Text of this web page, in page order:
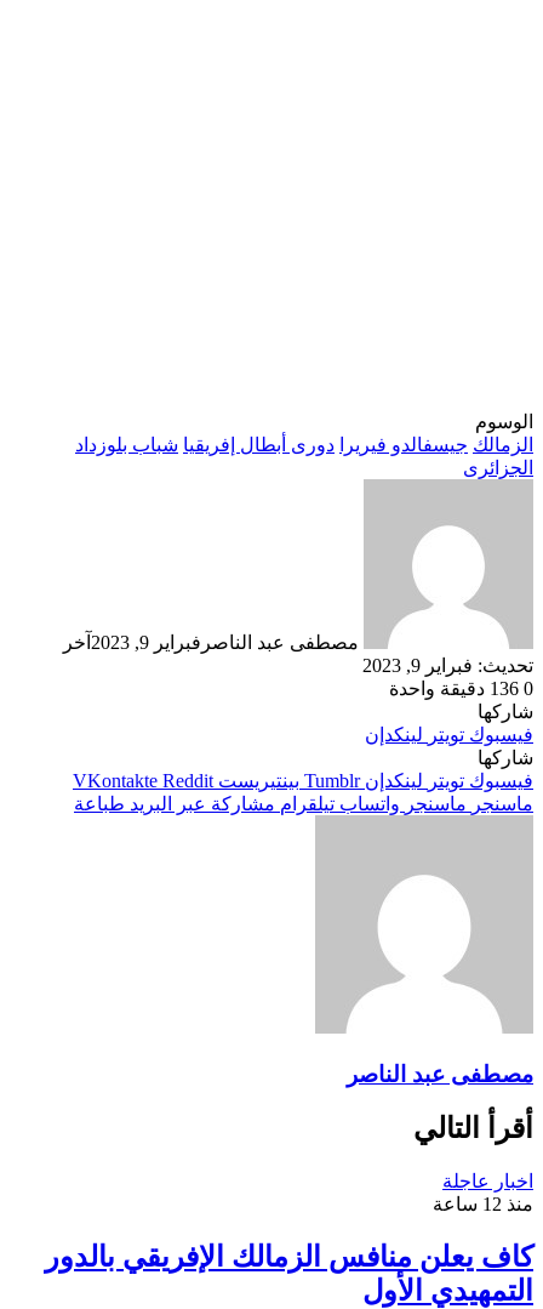
الوسوم
الزمالك جيسفالدو فيريرا دورى أبطال إفريقيا شباب بلوزداد
الجزائرى
مصطفى عبد الناصر فبراير 9, 2023
آخر
تحديث: فبراير 9, 2023
0
دقيقة واحدة
شاركها
فيسبوك تويتر لينكدإن
شاركها
فيسبوك تويتر لينكدإن بينتيريست
ماسنجر ماسنجر واتساب تيلقرام مشاركة عبر البريد طباعة
مصطفى عبد الناصر
أقرأ التالي
اخبار عاجلة
منذ 12 ساعة
كاف يعلن منافس الزمالك الإفريقي بالدور
التمهيدي الأول